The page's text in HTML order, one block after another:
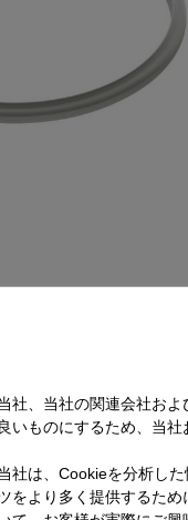
社、当社の関連会社お
良いものにするため、当
社は、Cookieを分析し
をより多く提供するた